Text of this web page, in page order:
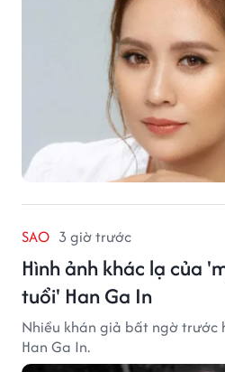
SAO 3 giờ trước
Hình ảnh khác lạ của
tuổi' Han Ga In
Nhiều khán giả bất ngờ trước
Han Ga In.